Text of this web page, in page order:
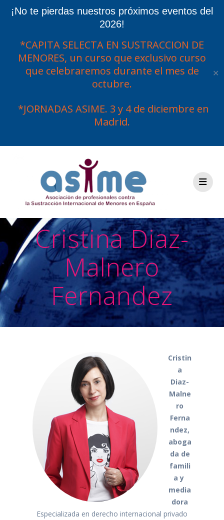
¡No te pierdas nuestros próximos eventos del
2026!
*CAPITA SELECTA EN SUSTRACCION DE
MENORES, un curso que exclusivo curso
que celebraremos durante el mes de
octubre.
*JORNADAS ASIME. 3 y 4 de diciembre en
Madrid.
✕
contenido
Cristina Diaz-
Malnero
Fernandez
Cristin
a
Diaz-
Malne
ro
Ferna
ndez,
aboga
da de
famili
a y
media
dora
Especializada en derecho internacional privado